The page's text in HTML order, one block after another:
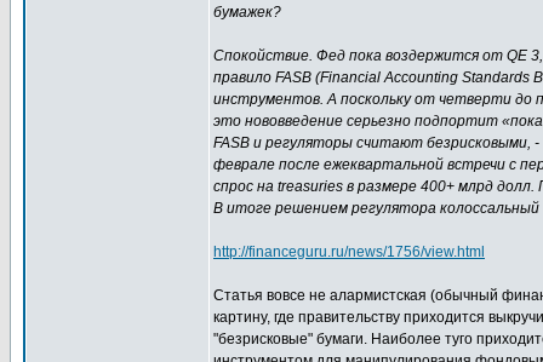
бумажек?
Спокойствие. Фед пока воздержится от QE
правило FASB (Financial Accounting
инструментов. А поскольку от четверти до
это нововведение серьезно подпортит
FASB и регуляторы считают безрисковыми,
феврале после ежеквартальной встречи с
спрос на treasuries в размере 400+ млрд
В итоге решением регулятора
http://financeguru.ru/news/1756/view.html
Статья вовсе не алармистская (обычный
картину, где правительству приходится
"безрисковые" бумаги. Наиболее туго